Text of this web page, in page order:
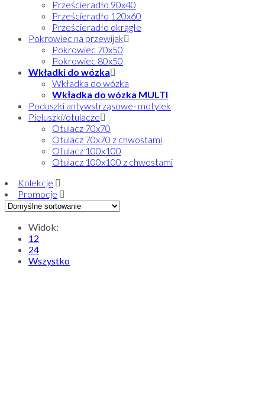
Widok:
12
24
Wszystko
Prześcieradło 90x40
Prześcieradło 120x60
Prześcieradło okrągłe
Pokrowiec na przewijak
Pokrowiec 70x50
Pokrowiec 80x50
Wkładki do wózka
Wkładka do wózka
Wkładka do wózka MULTI
Poduszki antywstrząsowe- motylek
Pieluszki/otulacze
Otulacz 70x70
Otulacz 70x70 z chwostami
Otulacz 100x100
Otulacz 100x100 z chwostami
Kolekcje
Promocje